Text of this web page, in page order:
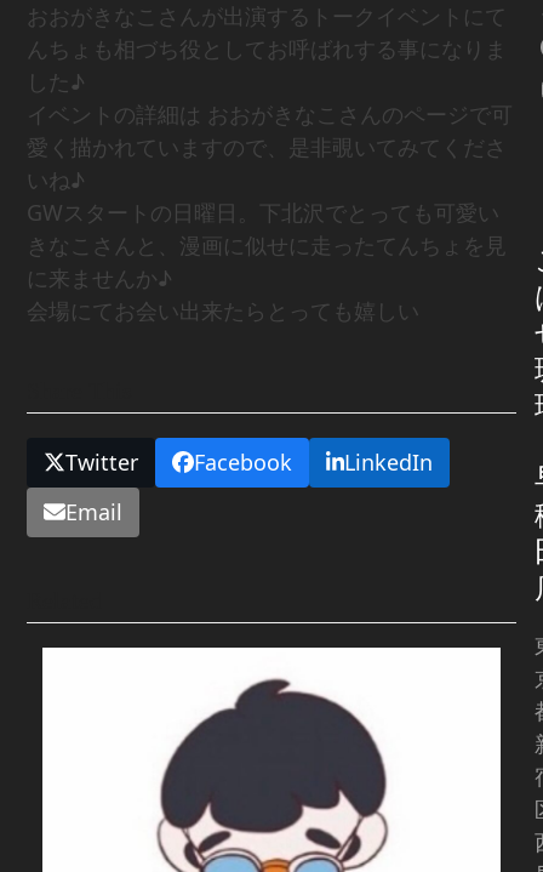
おおがきなこさんが出演するトークイベントにて
んちょも相づち役としてお呼ばれする事になりま
した♪
イベントの詳細は おおがきなこさんのページで可
愛く描かれていますので、是非覗いてみてくださ
いね♪
GWスタートの日曜日。下北沢でとっても可愛い
きなこさんと、漫画に似せに走ったてんちょを見
に来ませんか♪
会場にてお会い出来たらとっても嬉しい
Twitter Facebook
LinkedIn
Email